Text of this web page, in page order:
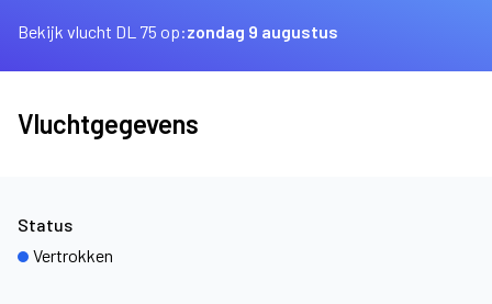
Bekijk vlucht DL 75 op:zondag 9 augustus
Vluchtgegevens
Status
Vertrokken